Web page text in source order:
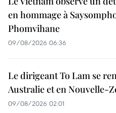
en hommage à
Phomvihane
09/08/2026 06:36
Le dirigeant To Lam se
Australie et en Nouvelle-
09/08/2026 02:01